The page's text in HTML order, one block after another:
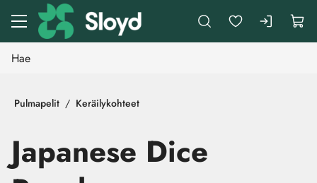
Siirry pääsisältöön
Pulmapelit Keräilykohteet
Japanese Dice